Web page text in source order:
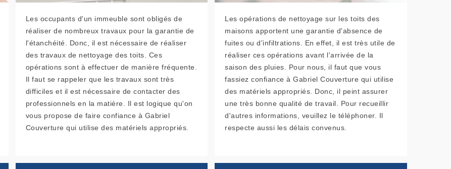
Les occupants d'un immeuble sont obligés de
réaliser de nombreux travaux pour la garantie de
l'étanchéité. Donc, il est nécessaire de réaliser
des travaux de nettoyage des toits. Ces
opérations sont à effectuer de manière fréquente.
Il faut se rappeler que les travaux sont très
difficiles et il est nécessaire de contacter des
professionnels en la matière. Il est logique qu'on
vous propose de faire confiance à Gabriel
Couverture qui utilise des matériels appropriés.
Les opérations de nettoyage sur les toits des
maisons apportent une garantie d'absence de
fuites ou d'infiltrations. En effet, il est très utile de
réaliser ces opérations avant l'arrivée de la
saison des pluies. Pour nous, il faut que vous
fassiez confiance à Gabriel Couverture qui utilise
des matériels appropriés. Donc, il peint assurer
une très bonne qualité de travail. Pour recueillir
d'autres informations, veuillez le téléphoner. Il
respecte aussi les délais convenus.